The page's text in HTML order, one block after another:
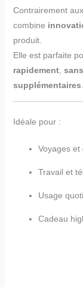
Contrairement
combine
produit.
Elle est parfaite
rapidement,
supplémentaires
Idéale pour :
Voyages et
Travail et
Usage
Cadeau